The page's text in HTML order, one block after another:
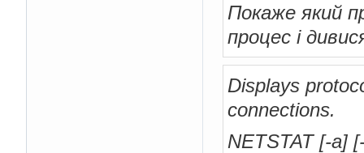
Покаже який
процес і
Displays
connections.
NETSTAT [-a]